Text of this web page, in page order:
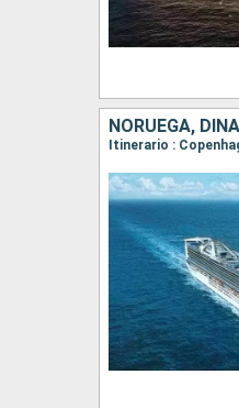
NORUEGA,